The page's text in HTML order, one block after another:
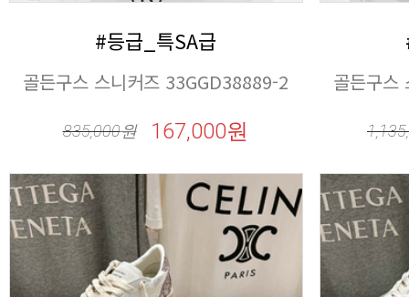
#등급_특SA급
골든구스 스니커즈 33GGD38889-2
835,000원 167,000원
골든구스